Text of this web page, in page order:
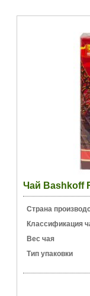
Чай Bashkoff
Страна
Классификация
Вес чая
Тип упаковки